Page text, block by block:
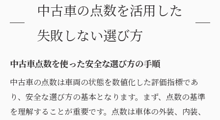
中古車の点数を活用した
失敗しない選び方
中古車点数を使った安全な選び方の手順
中古車の点数は車両の状態を数値化した評価指標であ
り、安全な選び方の基本となります。まず、点数の基準
を理解することが重要です。点数は車体の外装、内装、